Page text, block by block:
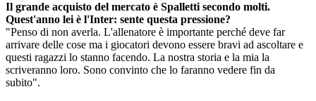
Il grande acquisto del mercato è Spalletti secondo molti.
Quest'anno lei è l'Inter: sente questa pressione?
"Penso di non averla. L'allenatore è importante perché deve far
arrivare delle cose ma i giocatori devono essere bravi ad ascoltare e
questi ragazzi lo stanno facendo. La nostra storia e la mia la
scriveranno loro. Sono convinto che lo faranno vedere fin da
subito".